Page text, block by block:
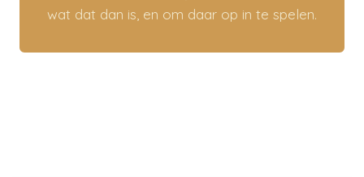
wat dat dan is, en om daar op in te spelen.